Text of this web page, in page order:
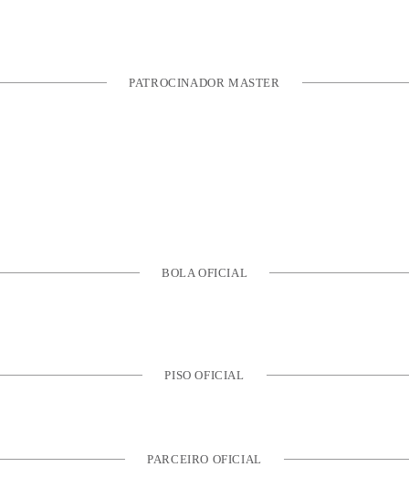
PATROCINADOR MASTER
BOLA OFICIAL
PISO OFICIAL
PARCEIRO OFICIAL